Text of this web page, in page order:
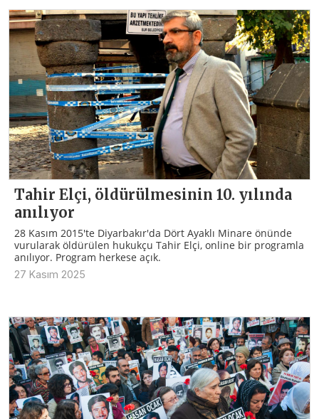
Tahir Elçi, öldürülmesinin 10. yılında
anılıyor
28 Kasım 2015'te Diyarbakır'da Dört Ayaklı Minare önünde
vurularak öldürülen hukukçu Tahir Elçi, online bir programla
anılıyor. Program herkese açık.
27 Kasım 2025